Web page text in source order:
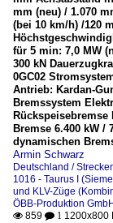
mm (neu) / 1.070
(bei 10 km/h) /120
für 5 min: 7,0 MW
300 kN
0GC02
Antrieb: Kardan-
Bremssystem
Bremse 6.400 kW /
dynamischen
Armin Schwarz
Deutschland /
1016 - Taurus I
und KLV-Züge
ÖBB-Produktion GmbH
 859  1 1200x800